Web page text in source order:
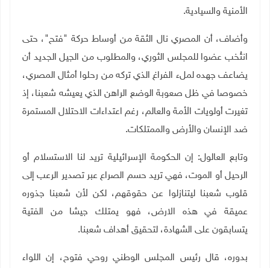
الأمنية والسيادية.
وأضاف، أن المصري نال الثقة من أوساط حركة "فتح"، حتى
انتُخب عضوا للمجلس الثوري، والمطلوب من الجيل الجديد أن
يضاعف جهده لملء الفراغ الذي تركه من رحلوا أمثال المصري،
خصوصا في ظل صعوبة الوضع الراهن الذي يعيشه شعبنا، إذ
تغيرت أولويات الأمة والعالم، رغم اعتداءات الاحتلال المستمرة
ضد الإنسان والأرض والممتلكات.
وتابع العالول: إن الحكومة الإسرائيلية تريد لنا الاستسلام أو
الرحيل أو الموت، فهي تريد حسم الصراع عبر تصدير الرعب إلى
قلوب شعبنا ليتنازلوا عن حقوقهم، لكن لأن شعبنا جذوره
عميقة في هذه الارض، فهو يمتلك جيشا من الفتية
يتسابقون على الشهادة، لتحقيق أهداف شعبنا.
بدوره، قال رئيس المجلس الوطني روحي فتوح، إن اللواء